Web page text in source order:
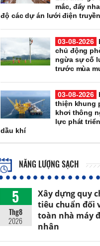
mắc, đẩy
độ các dự án lưới điện
03-08-2026
chủ động
ngừa sự cố
trước mùa
03-08-2026
thiện khung
khơi thông
lực phát
dầu khí
NĂNG LƯỢNG SẠCH
5
Thg8
2026
Xây dựng quy
tiêu chuẩn đối
toàn nhà máy
nhân